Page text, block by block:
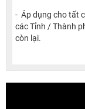
- Áp dụng cho tất
các Tỉnh / Thành
còn lại.